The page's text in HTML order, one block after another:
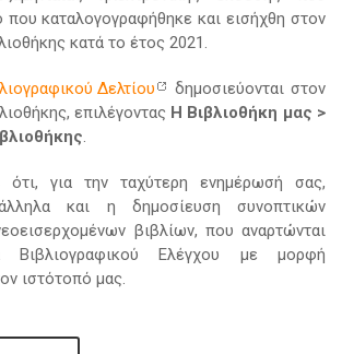
που καταλογογραφήθηκε και εισήχθη στον
κατά το έτος 2021.
Δελτίου
δημοσιεύονται στον
επιλέγοντας Η Βιβλιοθήκη μας >
.
ότι, για την ταχύτερη ενημέρωσή σας,
και η δημοσίευση συνοπτικών
βιβλίων, που αναρτώνται
Ελέγχου με μορφή
ιστότοπό μας.